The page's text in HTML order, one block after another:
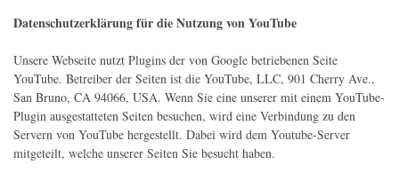
Datenschutzerklärung für die Nutzung von YouTube
Unsere Webseite nutzt Plugins der von Google betriebenen Seite
YouTube. Betreiber der Seiten ist die YouTube, LLC, 901 Cherry Ave.,
San Bruno, CA 94066, USA. Wenn Sie eine unserer mit einem YouTube-
Plugin ausgestatteten Seiten besuchen, wird eine Verbindung zu den
Servern von YouTube hergestellt. Dabei wird dem Youtube-Server
mitgeteilt, welche unserer Seiten Sie besucht haben.